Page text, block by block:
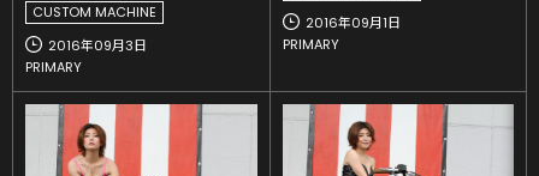
CUSTOM MACHINE
2016年09月3日
PRIMARY
2016年09月1日
PRIMARY